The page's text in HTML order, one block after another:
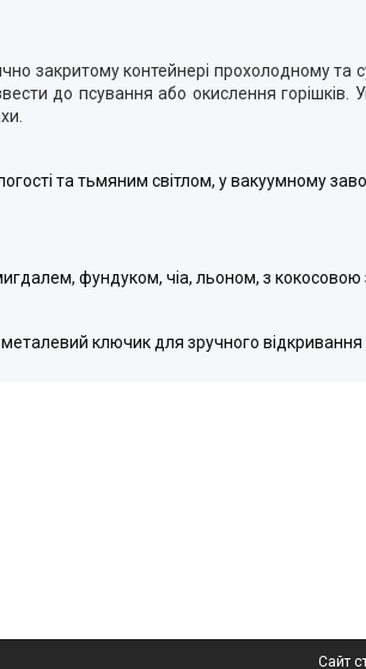
закритому контейнері прохолодному та
до псування або окислення горішків.
та тьмяним світлом, у вакуумному
фундуком, чіа, льоном, з
металевий ключик для зручного відкривання
Сайт